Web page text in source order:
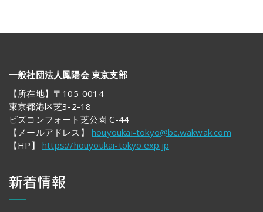
一般社団法人鳳陽会 東京支部
【所在地】〒105-0014
東京都港区芝3-2-18
ビズコンフォート芝公園 C-44
【メールアドレス】 houyoukai-tokyo@bc.wakwak.com
【HP】 https://houyoukai-tokyo.exp.jp
新着情報